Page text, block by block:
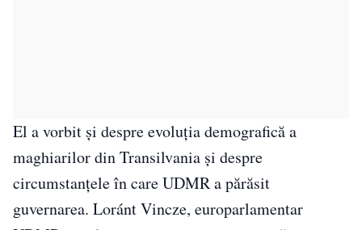
El a vorbit și despre evoluția demografică a
maghiarilor din Transilvania și despre
circumstanțele în care UDMR a părăsit
guvernarea. Loránt Vincze, europarlamentar